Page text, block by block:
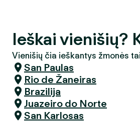
Ieškai vienišių?
Vienišių čia ieškantys žmonės
San Paulas
Rio de Žaneiras
Brazilija
Juazeiro do Norte
San Karlosas